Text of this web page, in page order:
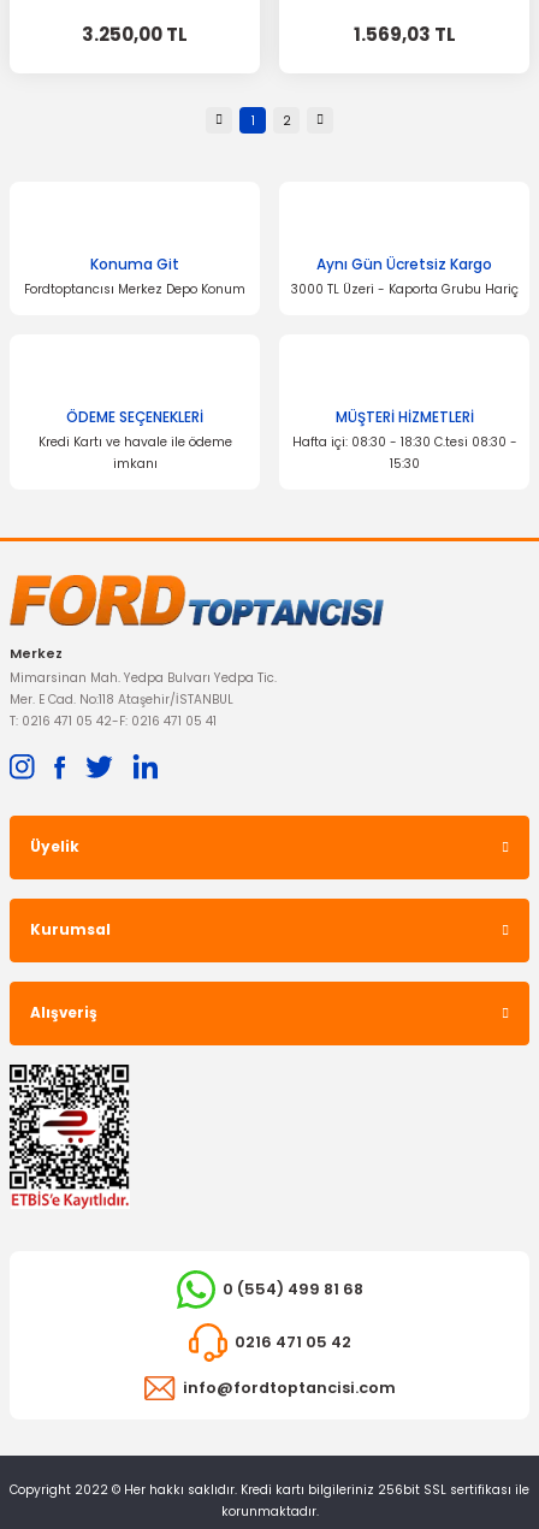
3.250,00 TL 1.569,03 TL
1 2
Konuma Git
Fordtoptancısı Merkez Depo Konum
Aynı Gün Ücretsiz Kargo
3000 TL Üzeri - Kaporta Grubu Hariç
ÖDEME SEÇENEKLERİ
Kredi Kartı ve havale ile ödeme
imkanı
MÜŞTERİ HİZMETLERİ
Hafta içi: 08:30 - 18:30 C.tesi 08:30 -
15:30
Merkez
Mimarsinan Mah. Yedpa Bulvarı Yedpa Tic.
Mer. E Cad. No:118 Ataşehir/İSTANBUL
T: 0216 471 05 42-F: 0216 471 05 41
Üyelik
Kurumsal
Alışveriş
0 (554) 499 81 68
0216 471 05 42
info@fordtoptancisi.com
Copyright 2022 © Her hakkı saklıdır. Kredi kartı bilgileriniz 256bit SSL sertifikası ile
korunmaktadır.